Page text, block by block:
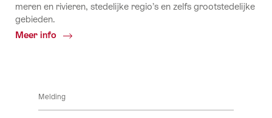
meren en rivieren, stedelijke regio’s en zelfs grootstedelijke
gebieden.
Meer info
Common.Of
Melding